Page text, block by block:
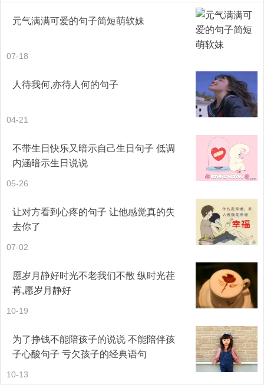
24.要相信你们都很好，真的真的很好，想要得，岁月会给
你，不着急啊，加油！熬过去，一切都会好的！
的。
26.只要能熬过去，一切都会好起来的，会好起来的。
27.希望清晨的阳光能带走阴影里的你我熬过去，一切都会
好的。
28.人生，总会有自己的瓶颈期，或早或晚，或长或短，但
是，总会熬过去的，一切都会好起来的！
29.人类的悲伤极限是5天，熬过去了一切都会好起来。
30.一切都会熬过去的，光明就在前方。
挺过去熬过去霸气句子简短
1、我要挺过去！再苦再累我都要熬过去的！这段时间我太
痛苦了在没有单子我就要辞职了！
元气满满可爱的句子简短萌软妹
07-18
人待我何,亦待人何的句子
04-21
不带生日快乐又暗示自己生日句子 低调
内涵暗示生日说说
05-26
让对方看到心疼的句子 让他感觉真的失
去你了
07-02
愿岁月静好时光不老我们不散 纵时光荏
苒,愿岁月静好
10-19
为了挣钱不能陪孩子的说说 不能陪伴孩
子心酸句子 亏欠孩子的经典语句
10-13